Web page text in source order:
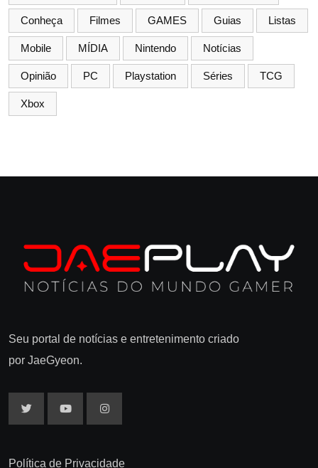
Conheça Filmes GAMES Guias Listas
Mobile MÍDIA Nintendo Notícias
Opinião PC Playstation Séries TCG
Xbox
Seu portal de notícias e entretenimento criado
por JaeGyeon.
Política de Privacidade